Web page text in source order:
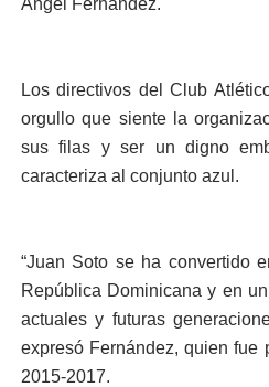
Ángel Fernández.
Los directivos del Club
orgullo que siente la
sus filas y ser un digno
caracteriza al conjunto azul.
“Juan Soto se ha convertido
República Dominicana y en
actuales y futuras
expresó Fernández, quien fue
2015-2017.